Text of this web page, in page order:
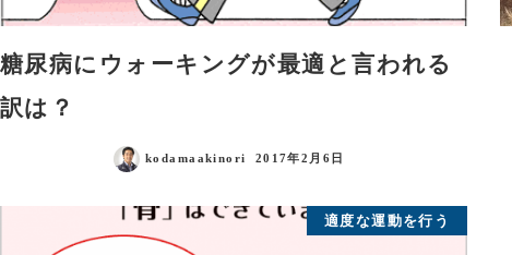
糖尿病にウォーキングが最適と言われる
訳は？
kodamaakinori 2017年2月6日
適度な運動を行う